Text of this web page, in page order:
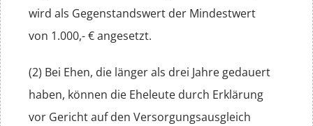
wird als Gegenstandswert der Mindestwert
von 1.000,- € angesetzt.
(2) Bei Ehen, die länger als drei Jahre gedauert
haben, können die Eheleute durch Erklärung
vor Gericht auf den Versorgungsausgleich